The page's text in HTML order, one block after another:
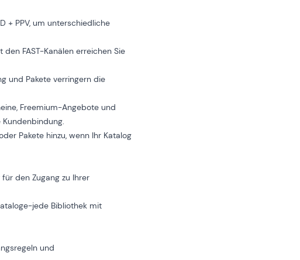
+ PPV, um unterschiedliche
FAST-Kanälen erreichen Sie
und Pakete verringern die
Freemium-Angebote und
Pakete hinzu, wenn Ihr Katalog
den Zugang zu Ihrer
-jede Bibliothek mit
und